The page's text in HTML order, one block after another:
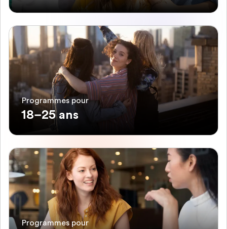
Programmes pour
18–25 ans
Programmes pour